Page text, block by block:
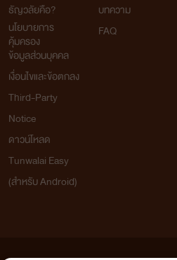
ธัญวลัยคือ?
นโยบายการ
คุ้มครอง
ข้อมูลส่วนบุคคล
เงื่อนไขและข้อตกลง
Third-Party
Notice
ดาวน์โหลด
Tunwalai Easy
(สำหรับ Android)
บทความ
FAQ